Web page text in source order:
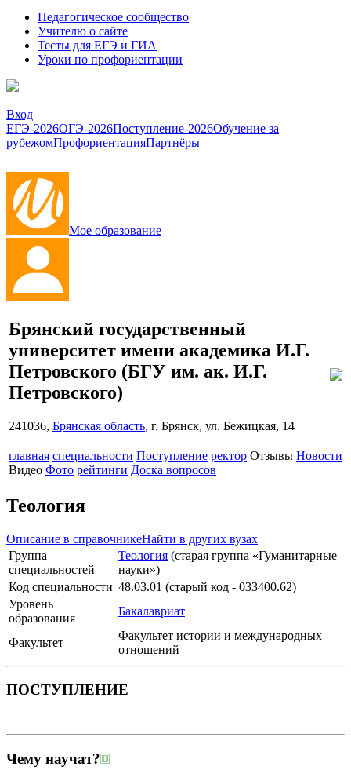
Педагогическое сообщество
Учителю о сайте
Тесты для ЕГЭ и ГИА
Уроки по профориентации
Вход
ЕГЭ-2026ОГЭ-2026Поступление-2026Обучение за
рубежомПрофориентацияПартнёры
Мое образование
Брянский государственный
университет имени академика И.Г.
Петровского (БГУ им. ак. И.Г.
Петровского)
241036, Брянская область, г. Брянск, ул. Бежицкая, 14
главная специальности Поступление ректор Отзывы Новости
Видео Фото рейтинги Доска вопросов
Теология
Описание в справочникеНайти в других вузах
Группа
специальностей
Теология (старая группа «Гуманитарные
науки»)
Код специальности 48.03.01 (старый код - 033400.62)
Уровень
образования
Бакалавриат
Факультет
Факультет истории и международных
отношений
ПОСТУПЛЕНИЕ
Чему научат?